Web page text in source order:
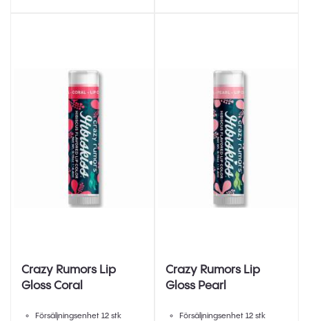
Crazy Rumors Lip
Gloss Coral
Försäljningsenhet 12 stk
Crazy Rumors Lip
Gloss Pearl
Försäljningsenhet 12 stk